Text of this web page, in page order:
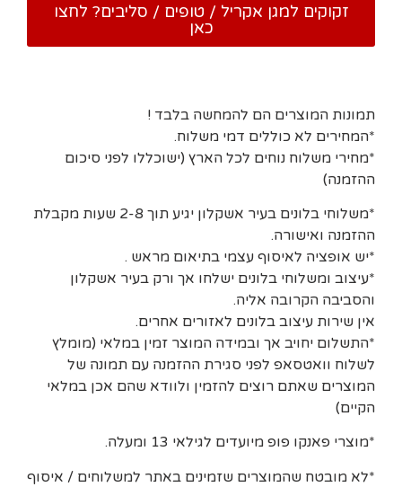
זקוקים למגן אקריל / טופים / סליבים? לחצו
כאן
תמונות המוצרים הם להמחשה בלבד !
*המחירים לא כוללים דמי משלוח.
*מחירי משלוח נוחים לכל הארץ (ישוכללו לפני סיכום
ההזמנה)
*משלוחי בלונים בעיר אשקלון יגיע תוך 2-8 שעות מקבלת
ההזמנה ואישורה.
*יש אופציה לאיסוף עצמי בתיאום מראש .
*עיצוב ומשלוחי בלונים ישלחו אך ורק בעיר אשקלון
והסביבה הקרובה אליה.
אין שירות עיצוב בלונים לאזורים אחרים.
*התשלום יחויב אך ובמידה המוצר זמין במלאי (מומלץ
לשלוח וואטסאפ לפני סגירת ההזמנה עם תמונה של
המוצרים שאתם רוצים להזמין ולוודא שהם אכן במלאי
הקיים)
*מוצרי פאנקו פופ מיועדים לגילאי 13 ומעלה.
*לא מובטח שהמוצרים שזמינים באתר למשלוחים / איסוף